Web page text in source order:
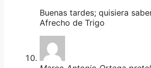
Buenas tardes; quisiera
Afrecho de Trigo